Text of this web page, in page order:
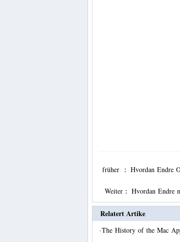
früher ： Hvordan Endre
Weiter： Hvordan Endre
Relatert Artike
·The History of the Mac